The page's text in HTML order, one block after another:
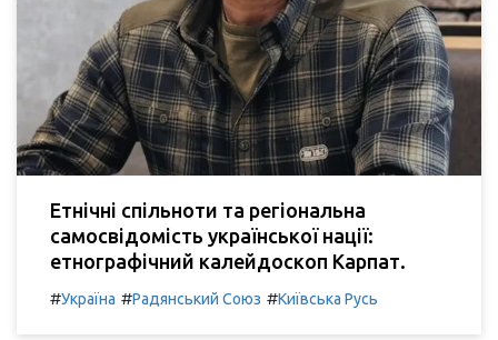
Етнічні спільноти та регіональна
самосвідомість української нації:
етнографічний калейдоскоп Карпат.
#Україна #Радянський Союз #Київська Русь